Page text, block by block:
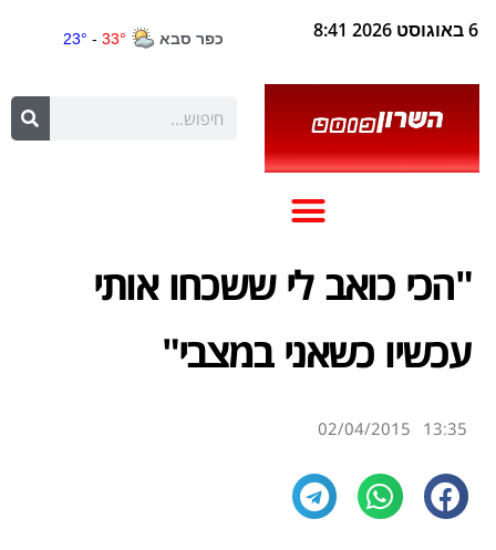
6 באוגוסט 2026 8:41
"הכי כואב לי ששכחו אותי
עכשיו כשאני במצבי"
13:35
02/04/2015